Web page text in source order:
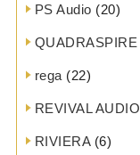
PS Audio (20)
QUADRASPIRE
rega (22)
REVIVAL AUDIO
RIVIERA(6)